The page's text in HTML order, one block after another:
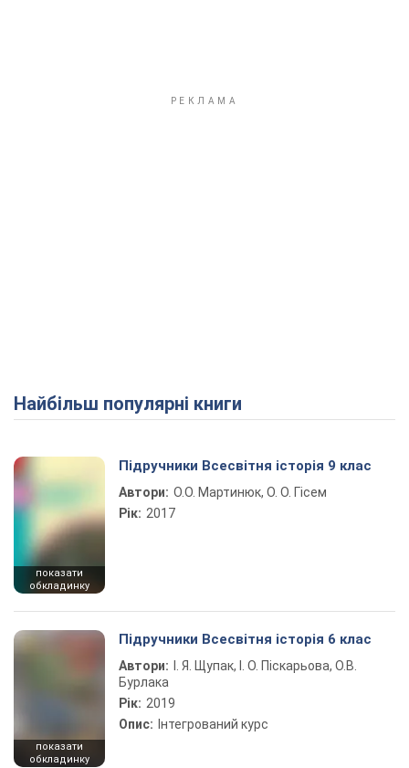
Найбільш популярні книги
показати
обкладинку
Підручники Всесвітня історія 9 клас
Автори: О.О. Мартинюк, О. О. Гісем
Рік: 2017
показати
обкладинку
Підручники Всесвітня історія 6 клас
Автори:
І. Я. Щупак, І. О. Піскарьова, О.В.
Бурлака
Рік: 2019
Опис: Інтегрований курс